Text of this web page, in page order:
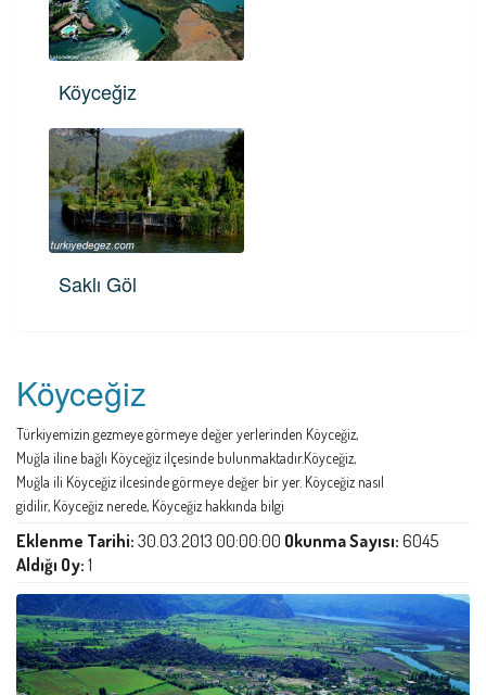
Köyceğiz
Saklı Göl
Köyceğiz
Türkiyemizin gezmeye görmeye değer yerlerinden Köyceğiz,
Muğla iline bağlı Köyceğiz ilçesinde bulunmaktadır.Köyceğiz,
Muğla ili Köyceğiz ilcesinde görmeye değer bir yer. Köyceğiz nasıl
gidilir, Köyceğiz nerede, Köyceğiz hakkında bilgi
Eklenme Tarihi: 30.03.2013 00:00:00 Okunma Sayısı: 6045
Aldığı Oy: 1